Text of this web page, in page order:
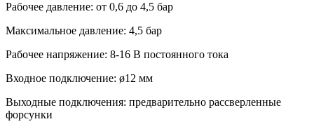
Рабочее давление: от 0,6 до 4,5 бар
Максимальное давление: 4,5 бар
Рабочее напряжение: 8-16 В постоянного тока
Входное подключение: ø12 мм
Выходные подключения: предварительно рассверленные
форсунки